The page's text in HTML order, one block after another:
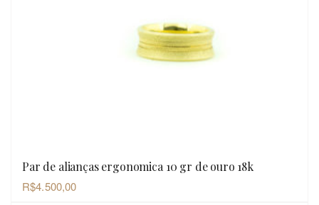
OLHADA RÁPIDA
Par de alianças ergonomica 10 gr de ouro 18k
R$4.500,00